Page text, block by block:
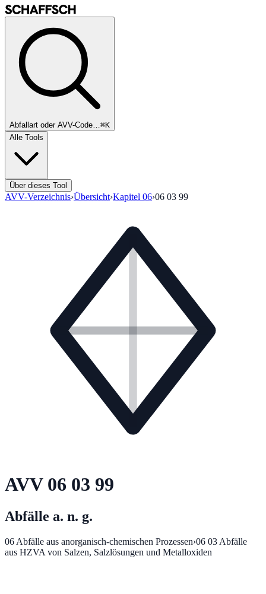
Abfallart oder AVV-Code…⌘K
Alle Tools
Über dieses Tool
AVV-Verzeichnis›Übersicht›Kapitel 06›06 03 99
AVV 06 03 99
Abfälle a. n. g.
06 Abfälle aus anorganisch-chemischen Prozessen›06 03 Abfälle
aus HZVA von Salzen, Salzlösungen und Metalloxiden